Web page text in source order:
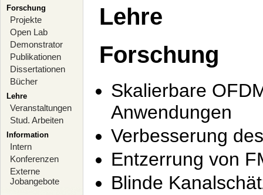
Forschung
Projekte
Open Lab
Demonstrator
Publikationen
Dissertationen
Bücher
Lehre
Veranstaltungen
Stud. Arbeiten
Information
Intern
Konferenzen
Externe
Jobangebote
Lehre
Forschung
Skalierbare
Anwendungen
Verbesserung
Entzerrung von
Blinde